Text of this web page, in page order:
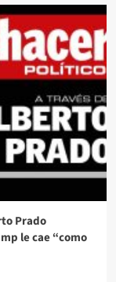
Prado
le cae “como